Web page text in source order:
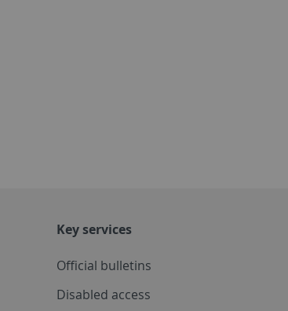
Key services
Official bulletins
Disabled access